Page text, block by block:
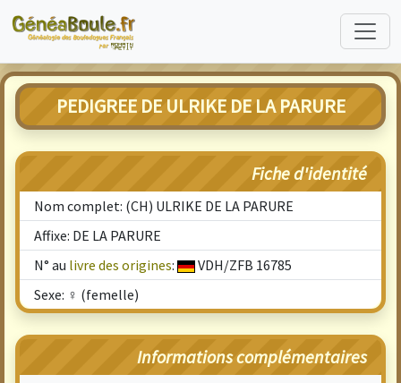
PEDIGREE DE ULRIKE DE LA PARURE
Fiche d'identité
Nom complet: (CH) ULRIKE DE LA PARURE
Affixe: DE LA PARURE
N° au livre des origines:
VDH/ZFB 16785
Sexe: ♀ (femelle)
Informations complémentaires